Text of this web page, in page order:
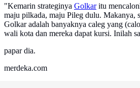
"Kemarin strateginya Golkaritu
maju pilkada, maju Pileg dulu. Makanya,
Golkar adalah banyaknya caleg yang
wali kota dan mereka dapat kursi. Inilah
papar dia.
merdeka.com